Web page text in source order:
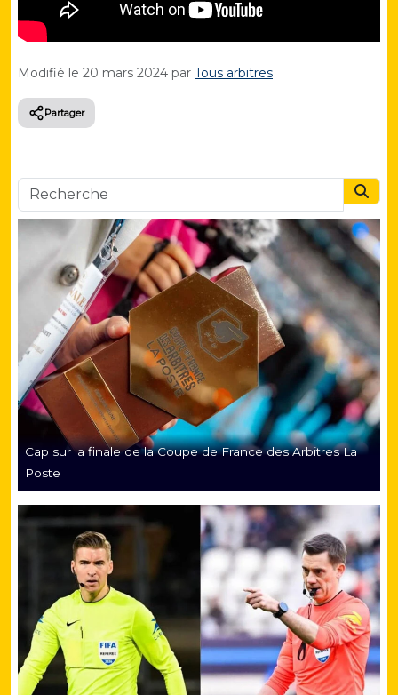
Modifié le 20 mars 2024 par Tous arbitres
Partager
Cap sur la finale de la Coupe de France des Arbitres La
Poste